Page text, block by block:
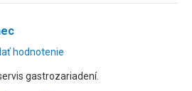
hodnotenie
gastrozariadení.